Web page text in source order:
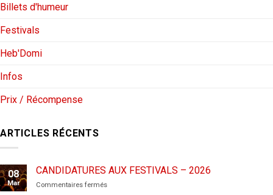
Billets d'humeur
Festivals
Heb'Domi
Infos
Prix / Récompense
ARTICLES RÉCENTS
08
Mar
CANDIDATURES AUX FESTIVALS – 2026
Commentaires ferméssur